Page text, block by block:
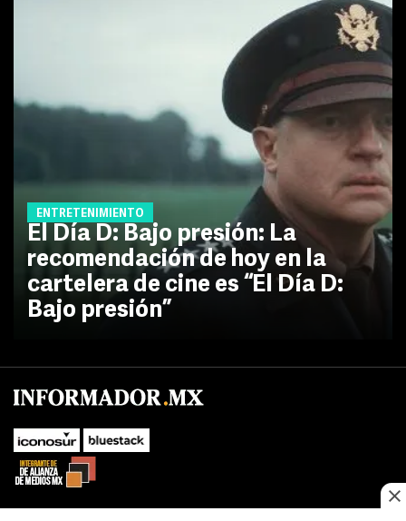
ENTRETENIMIENTO
El Día D: Bajo presión: La
recomendación de hoy en la
cartelera de cine es “El Día D:
Bajo presión”